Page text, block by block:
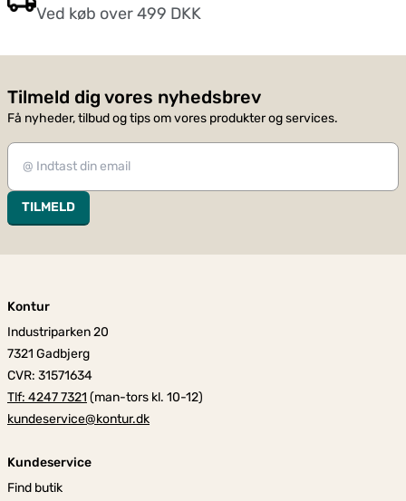
Ved køb over 499 DKK
Tilmeld dig vores nyhedsbrev
Få nyheder, tilbud og tips om vores produkter og services.
TILMELD
Kontur
Industriparken 20
7321 Gadbjerg
CVR: 31571634
Tlf: 4247 7321 (man-tors kl. 10-12)
kundeservice@kontur.dk
Kundeservice
Find butik